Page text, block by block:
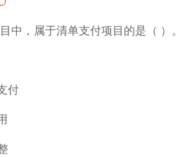
中，属于清单支付项目的是（ ）。
付